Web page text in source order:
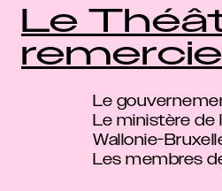
Le
remercie
Le
Le ministère de
Wallonie-
Les membres